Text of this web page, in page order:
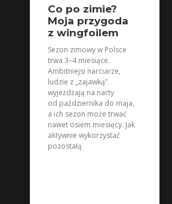
Co po zimie?
Moja przygoda
z wingfoilem
Sezon zimowy w Polsce
trwa 3–4 miesiące.
Ambitniejsi narciarze,
ludzie z „zajawką”
wyjeżdżają na narty
od października do maja,
a ich sezon może trwać
nawet osiem miesięcy. Jak
aktywnie wykorzystać
pozostałą